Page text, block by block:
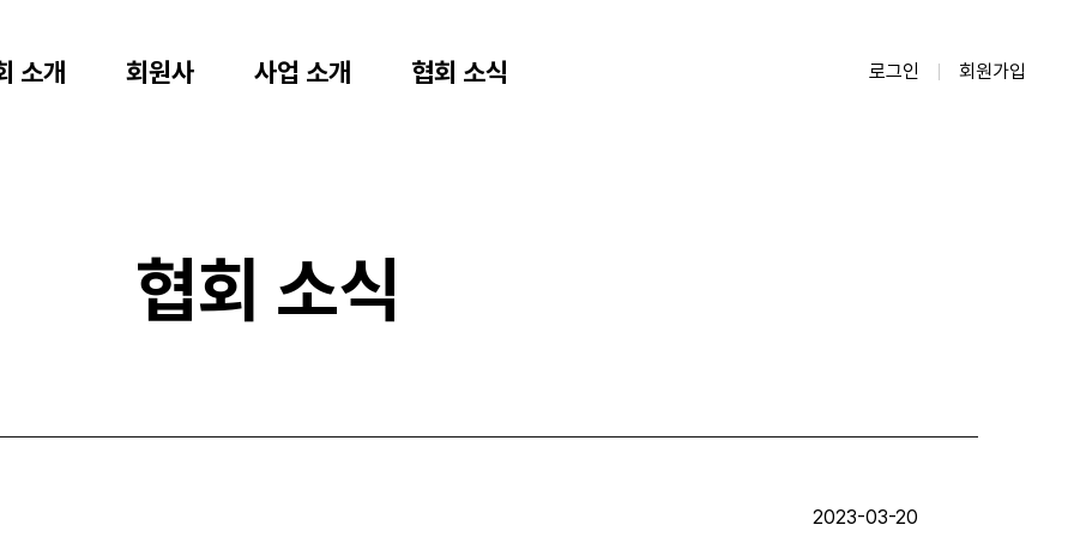
소개 회원사 사업 소개 협회 소식 로그인 회원가입
협회 소식
2023-03-20